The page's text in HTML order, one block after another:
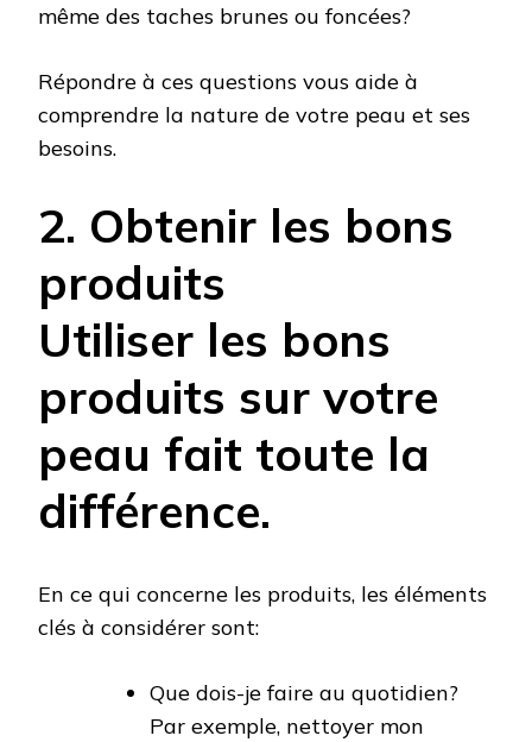
même des taches brunes ou foncées?
Répondre à ces questions vous aide à
comprendre la nature de votre peau et ses
besoins.
2. Obtenir les bons
produits
Utiliser les bons
produits sur votre
peau fait toute la
différence.
En ce qui concerne les produits, les éléments
clés à considérer sont:
Que dois-je faire au quotidien?
Par exemple, nettoyer mon